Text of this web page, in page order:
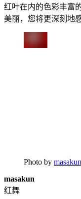
红叶在内的色彩丰富
美丽，您将更深刻地
Photo by masakun
masakun
红舞